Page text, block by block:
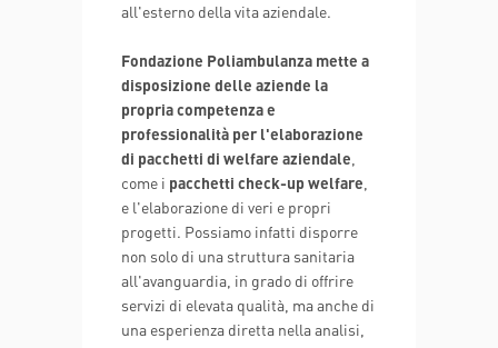
all'esterno della vita aziendale.
Fondazione Poliambulanza mette a
disposizione delle aziende la
propria competenza e
professionalità per l'elaborazione
di pacchetti di welfare aziendale
come i pacchetti check-up welfare
e l'elaborazione di veri e propri
progetti. Possiamo infatti disporre
non solo di una struttura sanitaria
all'avanguardia, in grado di offrire
servizi di elevata qualità, ma anche di
una esperienza diretta nella analisi,